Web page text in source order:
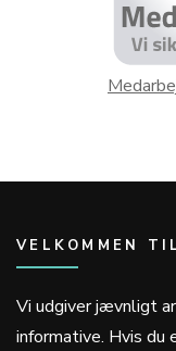
VELKOMMEN
Vi udgiver jævnligt
informative. Hvis